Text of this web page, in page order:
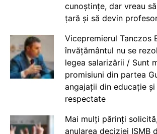
cunoștințe, dar vreau
țară și să devin
Vicepremierul Tanczos
învățământul nu se
legea salarizării / Sunt
promisiuni din partea
angajații din educație
respectate
Mai mulți părinți
anularea deciziei ISMB